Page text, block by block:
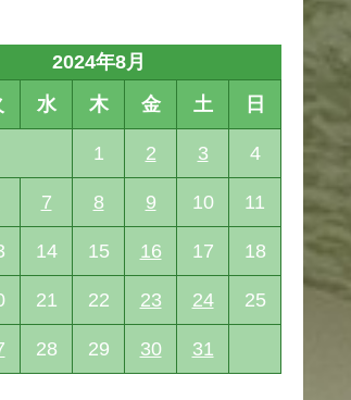
2024年8月
水 木 金 土 日
1 2 3 4
7 8 9 10 11
14 15 16 17 18
21 22 23 24 25
28 29 30 31